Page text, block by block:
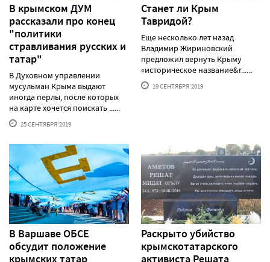
В крымском ДУМ
рассказали про конец
"политики
стравливания русских и
татар"
В Духовном управлении
мусульман Крыма выдают
иногда перлы, после которых
на карте хочется поискать ......
25 СЕНТЯБРЯ'2019
Станет ли Крым
Тавридой?
Еще несколько лет назад
Владимир Жириновский
предложил вернуть Крыму
«историческое название&r......
19 СЕНТЯБРЯ'2019
В Варшаве ОБСЕ
обсудит положение
крымских татар
Раскрыто убийство
крымскотатарского
активиста Решата